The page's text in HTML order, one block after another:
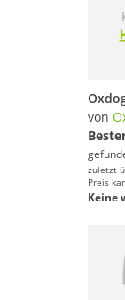
von
zuletzt
Preis
Keine